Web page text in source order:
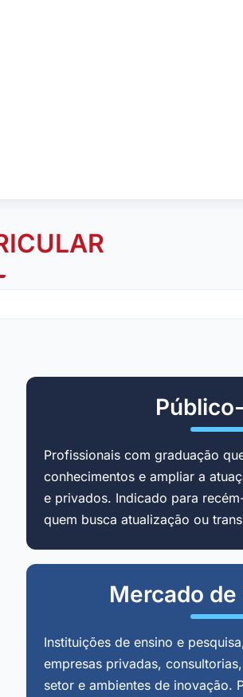
Profissionais com graduação
conhecimentos e ampliar a
e privados. Indicado para
quem busca atualização ou
Mercado de
Instituições de ensino e
empresas privadas,
setor e ambientes de inovação.